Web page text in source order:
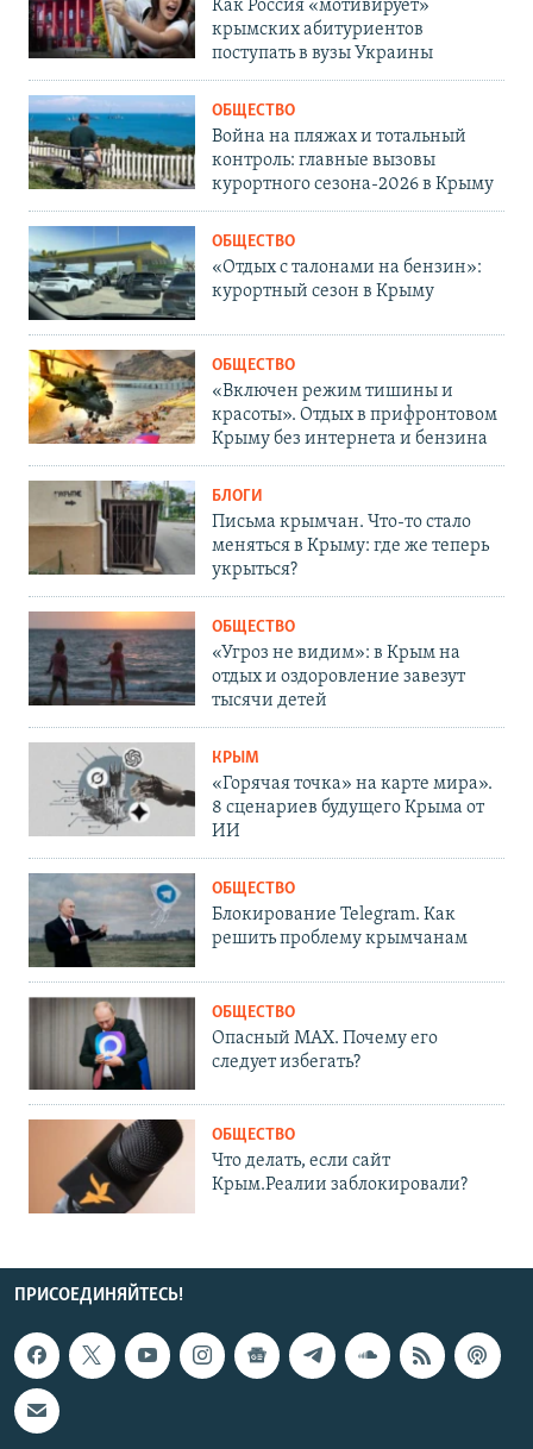
Как Россия «мотивирует»
крымских абитуриентов
поступать в вузы Украины
ОБЩЕСТВО
Война на пляжах и тотальный
контроль: главные вызовы
курортного сезона-2026 в Крыму
ОБЩЕСТВО
«Отдых с талонами на бензин»:
курортный сезон в Крыму
ОБЩЕСТВО
«Включен режим тишины и
красоты». Отдых в прифронтовом
Крыму без интернета и бензина
БЛОГИ
Письма крымчан. Что-то стало
меняться в Крыму: где же теперь
укрыться?
ОБЩЕСТВО
«Угроз не видим»: в Крым на
отдых и оздоровление завезут
тысячи детей
КРЫМ
«Горячая точка» на карте мира».
8 сценариев будущего Крыма от
ИИ
ОБЩЕСТВО
Блокирование Telegram. Как
решить проблему крымчанам
ОБЩЕСТВО
Опасный MAX. Почему его
следует избегать?
ОБЩЕСТВО
Что делать, если сайт
Крым.Реалии заблокировали?
ПРИСОЕДИНЯЙТЕСЬ!